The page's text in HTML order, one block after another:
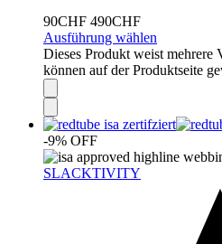
90CHF 490CHF
Ausführung wählen
Dieses Produkt weist mehrere
können auf der Produktseite
-9% OFF
SLACKTIVITY